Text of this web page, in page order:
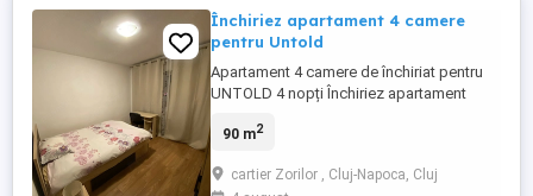
Închiriez apartament 4 camere
pentru Untold
Apartament 4 camere de închiriat pentru
UNTOLD 4 nopți Închiriez apartament
festivalului UNTOLD, pentru 4 nopți.
prieteni sau familii și oferă: * 4 camere
90 m2
cartier Zorilor , Cluj-Napoca, Cluj